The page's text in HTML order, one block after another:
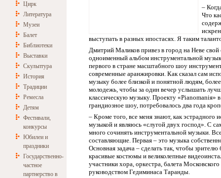
Цирк
Литература
Музеи
Балет
Библиотеки
Выставки
Скульптура
История
Традиции
Ремесла
Детям
Фестивали,
конкурсы
Юбилеи и
праздники
Государственно-
частное
партнерство в
–
Что
выступать в разных ипостасях. Я таким
Дмитрий Маликов привез в город на Неве
одноименный альбом инструментальной
первого в стране масштабного шоу
современные аранжировки. Как сказал сам
музыку более близкой и понятной людям,
молодежь, чтобы за один вечер услышать
классическую музыку. Проекту «Pianomaniя»
грандиозное шоу, потребовалось два года
– Кроме того, все меня знают, как
музыкой и являюсь «слугой двух господ». С
много сочинять инструментальной музыки.
составляющие. Первая – это музыка
Основная задача – сделать так, чтобы
красивые костюмы и великолепные
участники хора, оркестра, балета
руководством Гедиминаса Таранды.